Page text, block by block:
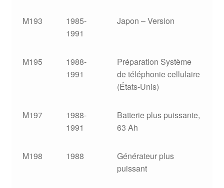
M193
1985-
1991
Japon – Version
M195
1988-
1991
Préparation Système
de téléphonie cellulaire
(États-Unis)
M197
1988-
1991
Batterie plus puissante,
63 Ah
M198 1988
Générateur plus
puissant